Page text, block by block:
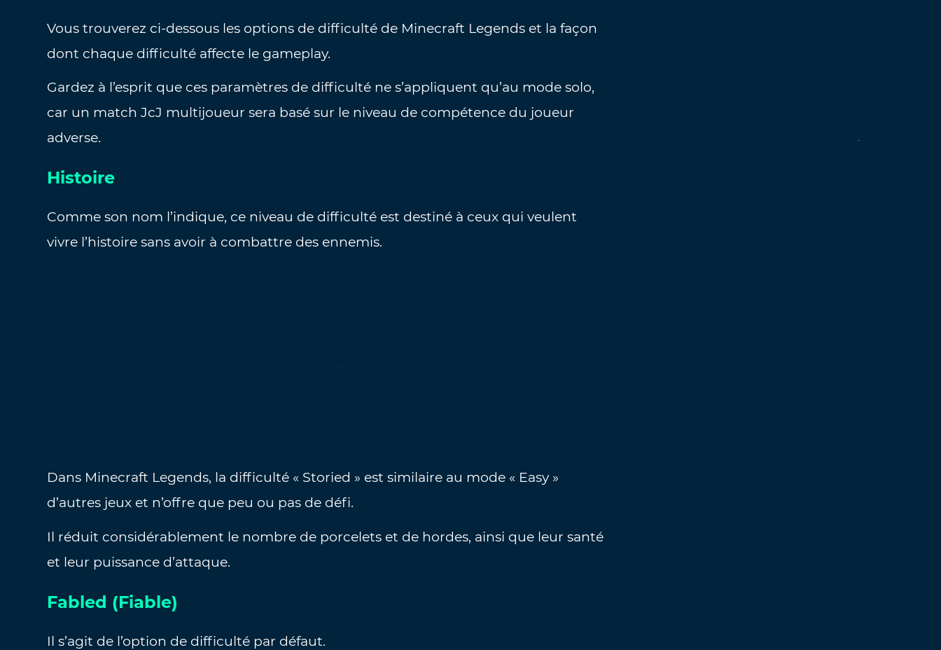
Vous trouverez ci-dessous les options de difficulté de Minecraft Legends et la façon
dont chaque difficulté affecte le gameplay.
Gardez à l’esprit que ces paramètres de difficulté ne s’appliquent qu’au mode solo,
car un match JcJ multijoueur sera basé sur le niveau de compétence du joueur
adverse.
Histoire
Comme son nom l’indique, ce niveau de difficulté est destiné à ceux qui veulent
vivre l’histoire sans avoir à combattre des ennemis.
Dans Minecraft Legends, la difficulté « Storied » est similaire au mode « Easy »
d’autres jeux et n’offre que peu ou pas de défi.
Il réduit considérablement le nombre de porcelets et de hordes, ainsi que leur santé
et leur puissance d’attaque.
Fabled (Fiable)
Il s’agit de l’option de difficulté par défaut.